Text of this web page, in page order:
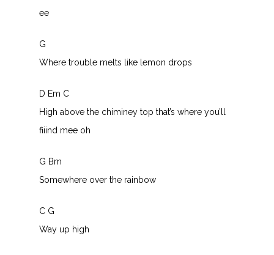
ee
G
Where trouble melts like lemon drops
D Em C
High above the chiminey top that’s where you’ll
fiiind mee oh
G Bm
Somewhere over the rainbow
C G
Way up high